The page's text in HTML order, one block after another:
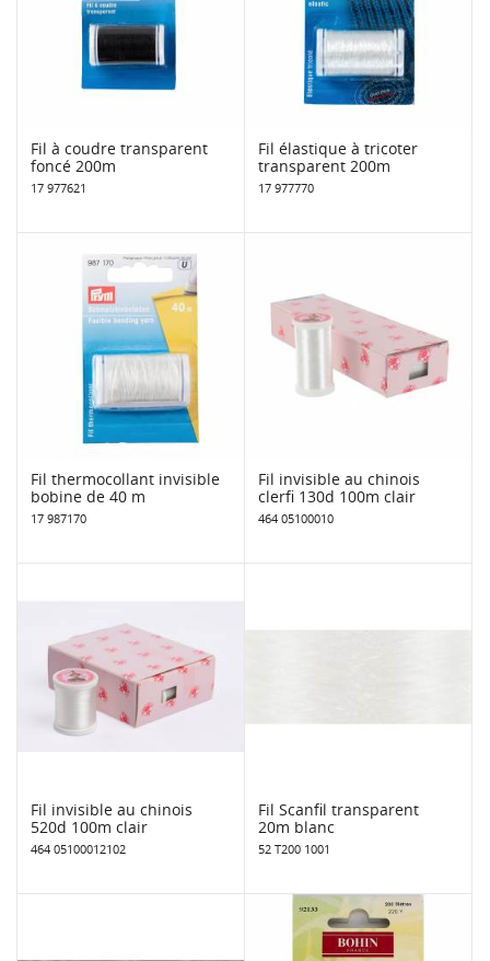
Fil à coudre transparent
foncé 200m
17 977621
Fil élastique à tricoter
transparent 200m
17 977770
Fil thermocollant invisible
bobine de 40 m
17 987170
Fil invisible au chinois
clerfi 130d 100m clair
464 05100010
Fil invisible au chinois
520d 100m clair
464 05100012102
Fil Scanfil transparent
20m blanc
52 T200 1001